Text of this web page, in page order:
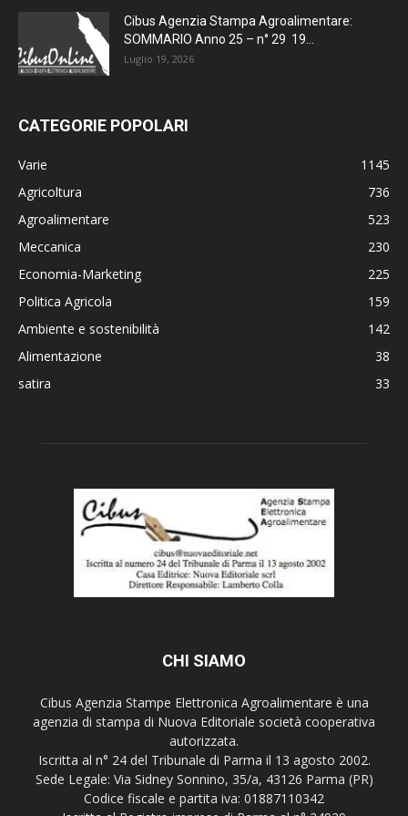
Cibus Agenzia Stampa Agroalimentare:
SOMMARIO Anno 25 – n° 29 19...
Luglio 19, 2026
CATEGORIE POPOLARI
Varie
1145
Agricoltura
736
Agroalimentare
523
Meccanica
230
Economia-Marketing
225
Politica Agricola
159
Ambiente e sostenibilità
142
Alimentazione
38
satira
33
CHI SIAMO
Cibus Agenzia Stampe Elettronica Agroalimentare è una
agenzia di stampa di Nuova Editoriale società cooperativa
autorizzata.
Iscritta al n° 24 del Tribunale di Parma il 13 agosto 2002.
Sede Legale: Via Sidney Sonnino, 35/a, 43126 Parma (PR)
Codice fiscale e partita iva: 01887110342